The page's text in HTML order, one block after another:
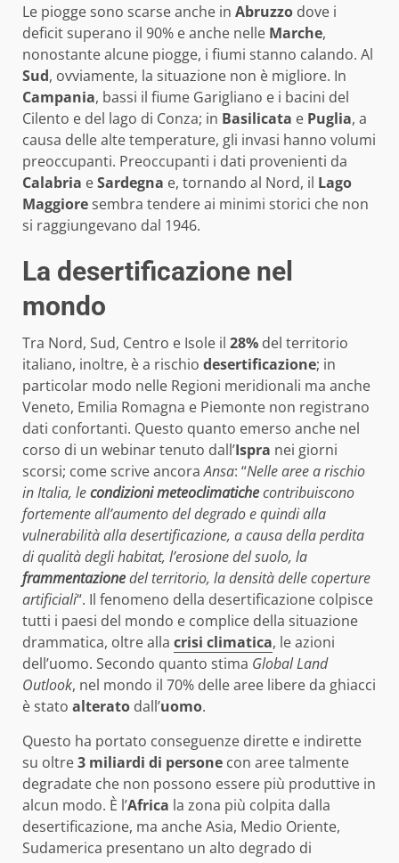
Le piogge sono scarse anche in Abruzzo dove i
deficit superano il 90% e anche nelle Marche,
nonostante alcune piogge, i fiumi stanno calando. Al
Sud, ovviamente, la situazione non è migliore. In
Campania, bassi il fiume Garigliano e i bacini del
Cilento e del lago di Conza; in Basilicata e Puglia, a
causa delle alte temperature, gli invasi hanno volumi
preoccupanti. Preoccupanti i dati provenienti da
Calabria eSardegna e, tornando al Nord, il Lago
Maggioresembra tendere ai minimi storici che non
si raggiungevano dal 1946.
La desertificazione nel
mondo
Tra Nord, Sud, Centro e Isole il 28% del territorio
italiano, inoltre, è a rischio desertificazione; in
particolar modo nelle Regioni meridionali ma anche
Veneto, Emilia Romagna e Piemonte non registrano
dati confortanti. Questo quanto emerso anche nel
corso di un webinar tenuto dall’Ispra nei giorni
scorsi; come scrive ancoraAnsa: “Nelle aree a rischio
in Italia, lecondizioni meteoclimatichecontribuiscono
fortemente all’aumento del degrado e quindi alla
vulnerabilità alla desertificazione, a causa della perdita
di qualità degli habitat, l’erosione del suolo, la
frammentazionedel territorio, la densità delle coperture
artificiali“. Il fenomeno della desertificazione colpisce
tutti i paesi del mondo e complice della situazione
drammatica, oltre alla crisi climatica, le azioni
dell’uomo. Secondo quanto stima Global Land
Outlook, nel mondo il 70% delle aree libere da ghiacci
è stato alterato dall’uomo.
Questo ha portato conseguenze dirette e indirette
su oltre3 miliardi di persone con aree talmente
degradate che non possono essere più produttive in
alcun modo. È l’Africa la zona più colpita dalla
desertificazione, ma anche Asia, Medio Oriente,
Sudamerica presentano un alto degrado di